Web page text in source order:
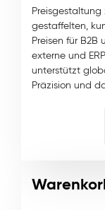
gestaffelten,
Preisen für B2B
externe und
unterstützt
Präzision und